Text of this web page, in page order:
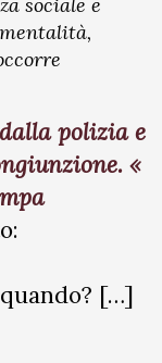
polizia e
«
[…]